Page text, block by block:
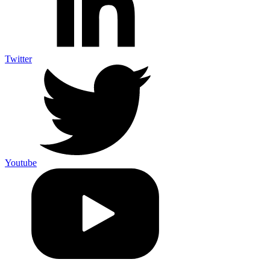
Twitter
Youtube